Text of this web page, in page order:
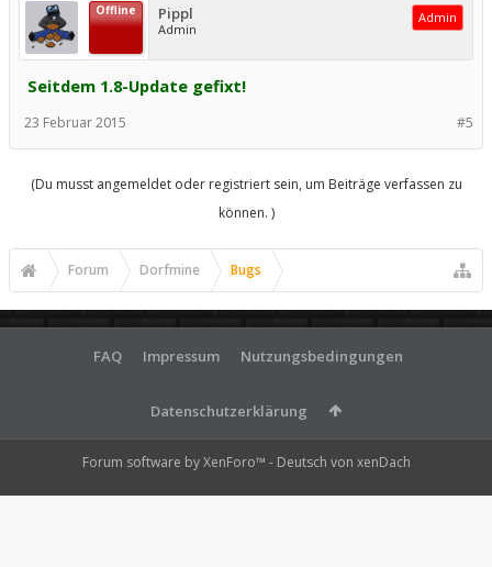
Offline Pippl
Admin
Admin
Seitdem 1.8-Update gefixt!
#5
23 Februar 2015
(Du musst angemeldet oder registriert sein, um Beiträge verfassen zu
können. )
Forum Dorfmine Bugs
FAQ Impressum Nutzungsbedingungen
Datenschutzerklärung
Forum software by XenForo™ - Deutsch von xenDach